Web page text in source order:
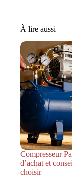
À lire aussi
Compresseur
d’achat et
choisir